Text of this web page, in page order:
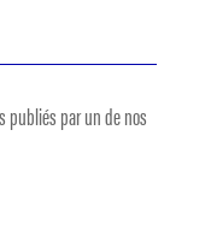
publiés par un de nos